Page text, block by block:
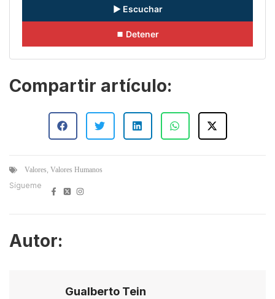
▶ Escuchar
⏹ Detener
Compartir artículo:
Valores, Valores Humanos
Sígueme
Autor:
Gualberto Tein